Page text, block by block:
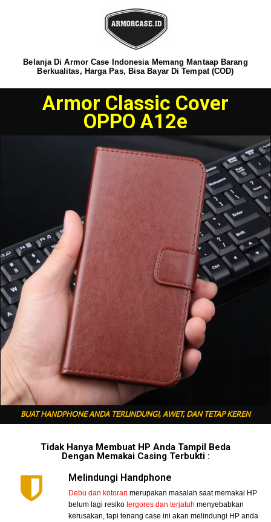
Belanja Di Armor Case Indonesia Memang Mantaap Barang
Berkualitas, Harga Pas, Bisa Bayar Di Tempat (COD)
Armor Classic Cover
OPPO A12e
BUAT HANDPHONE ANDA TERLINDUNGI, AWET, DAN TETAP KEREN
Tidak Hanya Membuat HP Anda Tampil Beda
Dengan Memakai Casing Terbukti :
Melindungi Handphone
Debu dan kotoran merupakan masalah saat memakai HP
belum lagi resiko tergores dan terjatuh menyebabkan
kerusakan, tapi tenang case ini akan melindungi HP anda